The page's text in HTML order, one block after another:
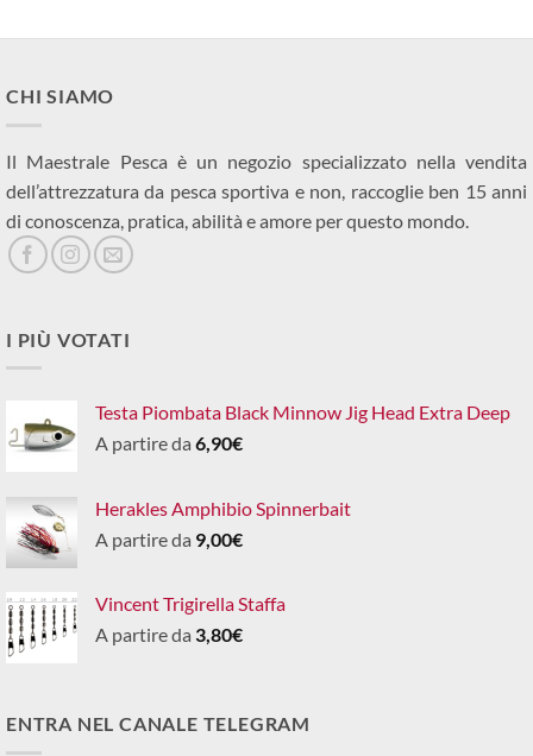
CHI SIAMO
Il Maestrale Pesca è un negozio specializzato nella vendita
dell’attrezzatura da pesca sportiva e non, raccoglie ben 15 anni
di conoscenza, pratica, abilità e amore per questo mondo.
I PIÙ VOTATI
Testa Piombata Black Minnow Jig Head Extra Deep
A partire da 6,90€
Herakles Amphibio Spinnerbait
A partire da 9,00€
Vincent Trigirella Staffa
A partire da 3,80€
ENTRA NEL CANALE TELEGRAM